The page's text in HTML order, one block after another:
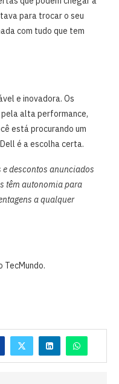
para trocar o seu
com tudo que tem
e inovadora. Os
alta performance,
está procurando um
é a escolha certa.
descontos anunciados
têm autonomia para
a qualquer
TecMundo.